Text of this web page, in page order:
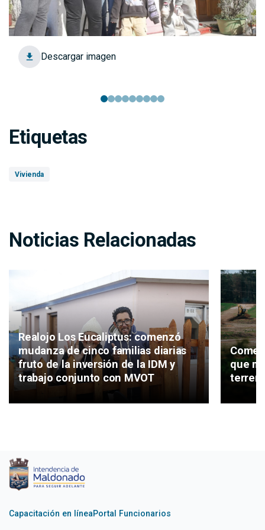
Descargar imagen
Etiquetas
Vivienda
Noticias Relacionadas
Realojo Los Eucaliptus: comenzó
mudanza de cinco familias diarias
fruto de la inversión de la IDM y
trabajo conjunto con MVOT
que
Capacitación en líneaPortal Funcionarios